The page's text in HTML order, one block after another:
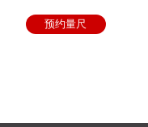
预约量尺